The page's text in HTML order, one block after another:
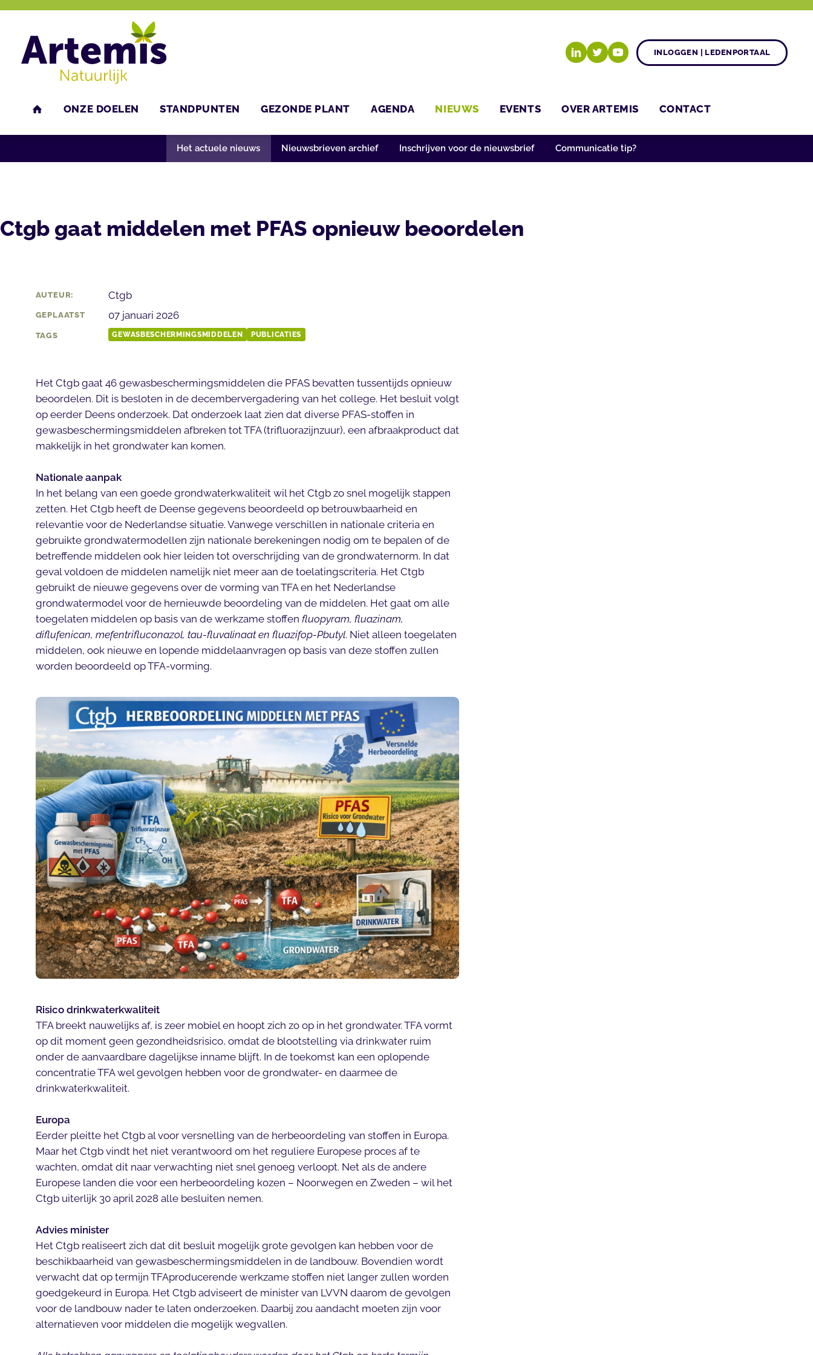
ONZE DOELEN STANDPUNTEN GEZONDE PLANT AGENDA NIEUWS EVENTS OVER ARTEMIS CONTACT
INLOGGEN | LEDENPORTAAL
Het actuele nieuws Nieuwsbrieven archief Inschrijven voor de nieuwsbrief Communicatie tip?
U bent hier: Home Nieuws Het actuele nieuws
Ctgb gaat middelen met PFAS opnieuw beoordelen
AUTEUR: Ctgb
GEPLAATST 07 januari 2026
TAGS GEWASBESCHERMINGSMIDDELEN PUBLICATIES
Het Ctgb gaat 46 gewasbeschermingsmiddelen die PFAS bevatten tussentijds opnieuw
beoordelen. Dit is besloten in de decembervergadering van het college. Het besluit volgt
op eerder Deens onderzoek. Dat onderzoek laat zien dat diverse PFAS-stoffen in
gewasbeschermingsmiddelen afbreken tot TFA (trifluorazijnzuur), een afbraakproduct dat
makkelijk in het grondwater kan komen.
Nationale aanpak
In het belang van een goede grondwaterkwaliteit wil het Ctgb zo snel mogelijk stappen
zetten. Het Ctgb heeft de Deense gegevens beoordeeld op betrouwbaarheid en
relevantie voor de Nederlandse situatie. Vanwege verschillen in nationale criteria en
gebruikte grondwatermodellen zijn nationale berekeningen nodig om te bepalen of de
betreffende middelen ook hier leiden tot overschrijding van de grondwaternorm. In dat
geval voldoen de middelen namelijk niet meer aan de toelatingscriteria. Het Ctgb
gebruikt de nieuwe gegevens over de vorming van TFA en het Nederlandse
grondwatermodel voor de hernieuwde beoordeling van de middelen. Het gaat om alle
toegelaten middelen op basis van de werkzame stoffen fluopyram, fluazinam,
diflufenican, mefentrifluconazol, tau-fluvalinaat en fluazifop-Pbutyl. Niet alleen toegelaten
middelen, ook nieuwe en lopende middelaanvragen op basis van deze stoffen zullen
worden beoordeeld op TFA-vorming.
Risico drinkwaterkwaliteit
TFA breekt nauwelijks af, is zeer mobiel en hoopt zich zo op in het grondwater. TFA vormt
op dit moment geen gezondheidsrisico, omdat de blootstelling via drinkwater ruim
onder de aanvaardbare dagelijkse inname blijft. In de toekomst kan een oplopende
concentratie TFA wel gevolgen hebben voor de grondwater- en daarmee de
drinkwaterkwaliteit.
Europa
Eerder pleitte het Ctgb al voor versnelling van de herbeoordeling van stoffen in Europa.
Maar het Ctgb vindt het niet verantwoord om het reguliere Europese proces af te
wachten, omdat dit naar verwachting niet snel genoeg verloopt. Net als de andere
Europese landen die voor een herbeoordeling kozen – Noorwegen en Zweden – wil het
Ctgb uiterlijk 30 april 2028 alle besluiten nemen.
Advies minister
Het Ctgb realiseert zich dat dit besluit mogelijk grote gevolgen kan hebben voor de
beschikbaarheid van gewasbeschermingsmiddelen in de landbouw. Bovendien wordt
verwacht dat op termijn TFAproducerende werkzame stoffen niet langer zullen worden
goedgekeurd in Europa. Het Ctgb adviseert de minister van LVVN daarom de gevolgen
voor de landbouw nader te laten onderzoeken. Daarbij zou aandacht moeten zijn voor
alternatieven voor middelen die mogelijk wegvallen.